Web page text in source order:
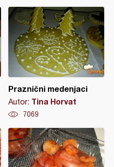
Praznični medenjaci
Autor: Tina Horvat
7069